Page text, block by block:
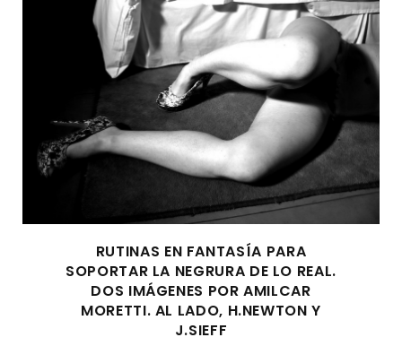
RUTINAS EN FANTASÍA PARA
SOPORTAR LA NEGRURA DE LO REAL.
DOS IMÁGENES POR AMILCAR
MORETTI. AL LADO, H.NEWTON Y
J.SIEFF